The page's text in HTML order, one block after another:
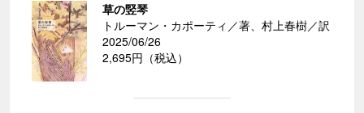
草の竪琴
トルーマン・カポーティ／著、村上春樹／訳
2025/06/26
2,695円（税込）